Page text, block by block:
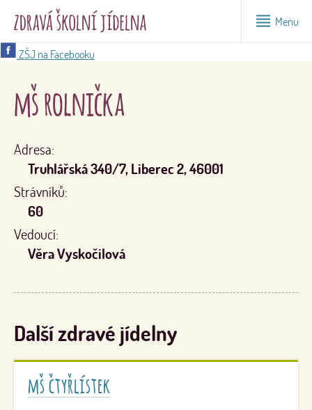
Menu
ZŠJ na Facebooku
mš rolnička
Adresa:
Truhlářská 340/7, Liberec 2, 46001
Strávníků:
60
Vedoucí:
Věra Vyskočilová
Další zdravé jídelny
mš čtyřlístek